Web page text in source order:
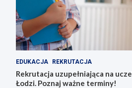
EDUKACJA REKRUTACJA
Rekrutacja uzupełniająca na
Łodzi. Poznaj ważne terminy!